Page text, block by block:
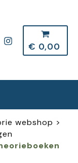
€ 0,00
webshop >